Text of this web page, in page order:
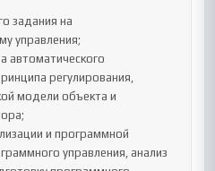
управления;
регулирования,
модели объекта и
управления, анализ